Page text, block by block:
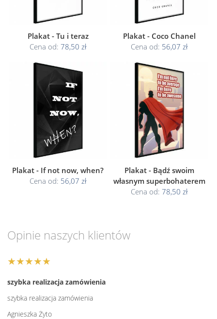
Plakat - Tu i teraz
Cena od: 78,50 zł
Plakat - Coco Chanel
Cena od: 56,07 zł
Plakat - If not now, when?
Cena od: 56,07 zł
Plakat - Bądź swoim
własnym superbohaterem
Cena od: 78,50 zł
Opinie naszych klientów
★★★★★
szybka realizacja zamówienia
szybka realizacja zamówienia
Agnieszka Żyto